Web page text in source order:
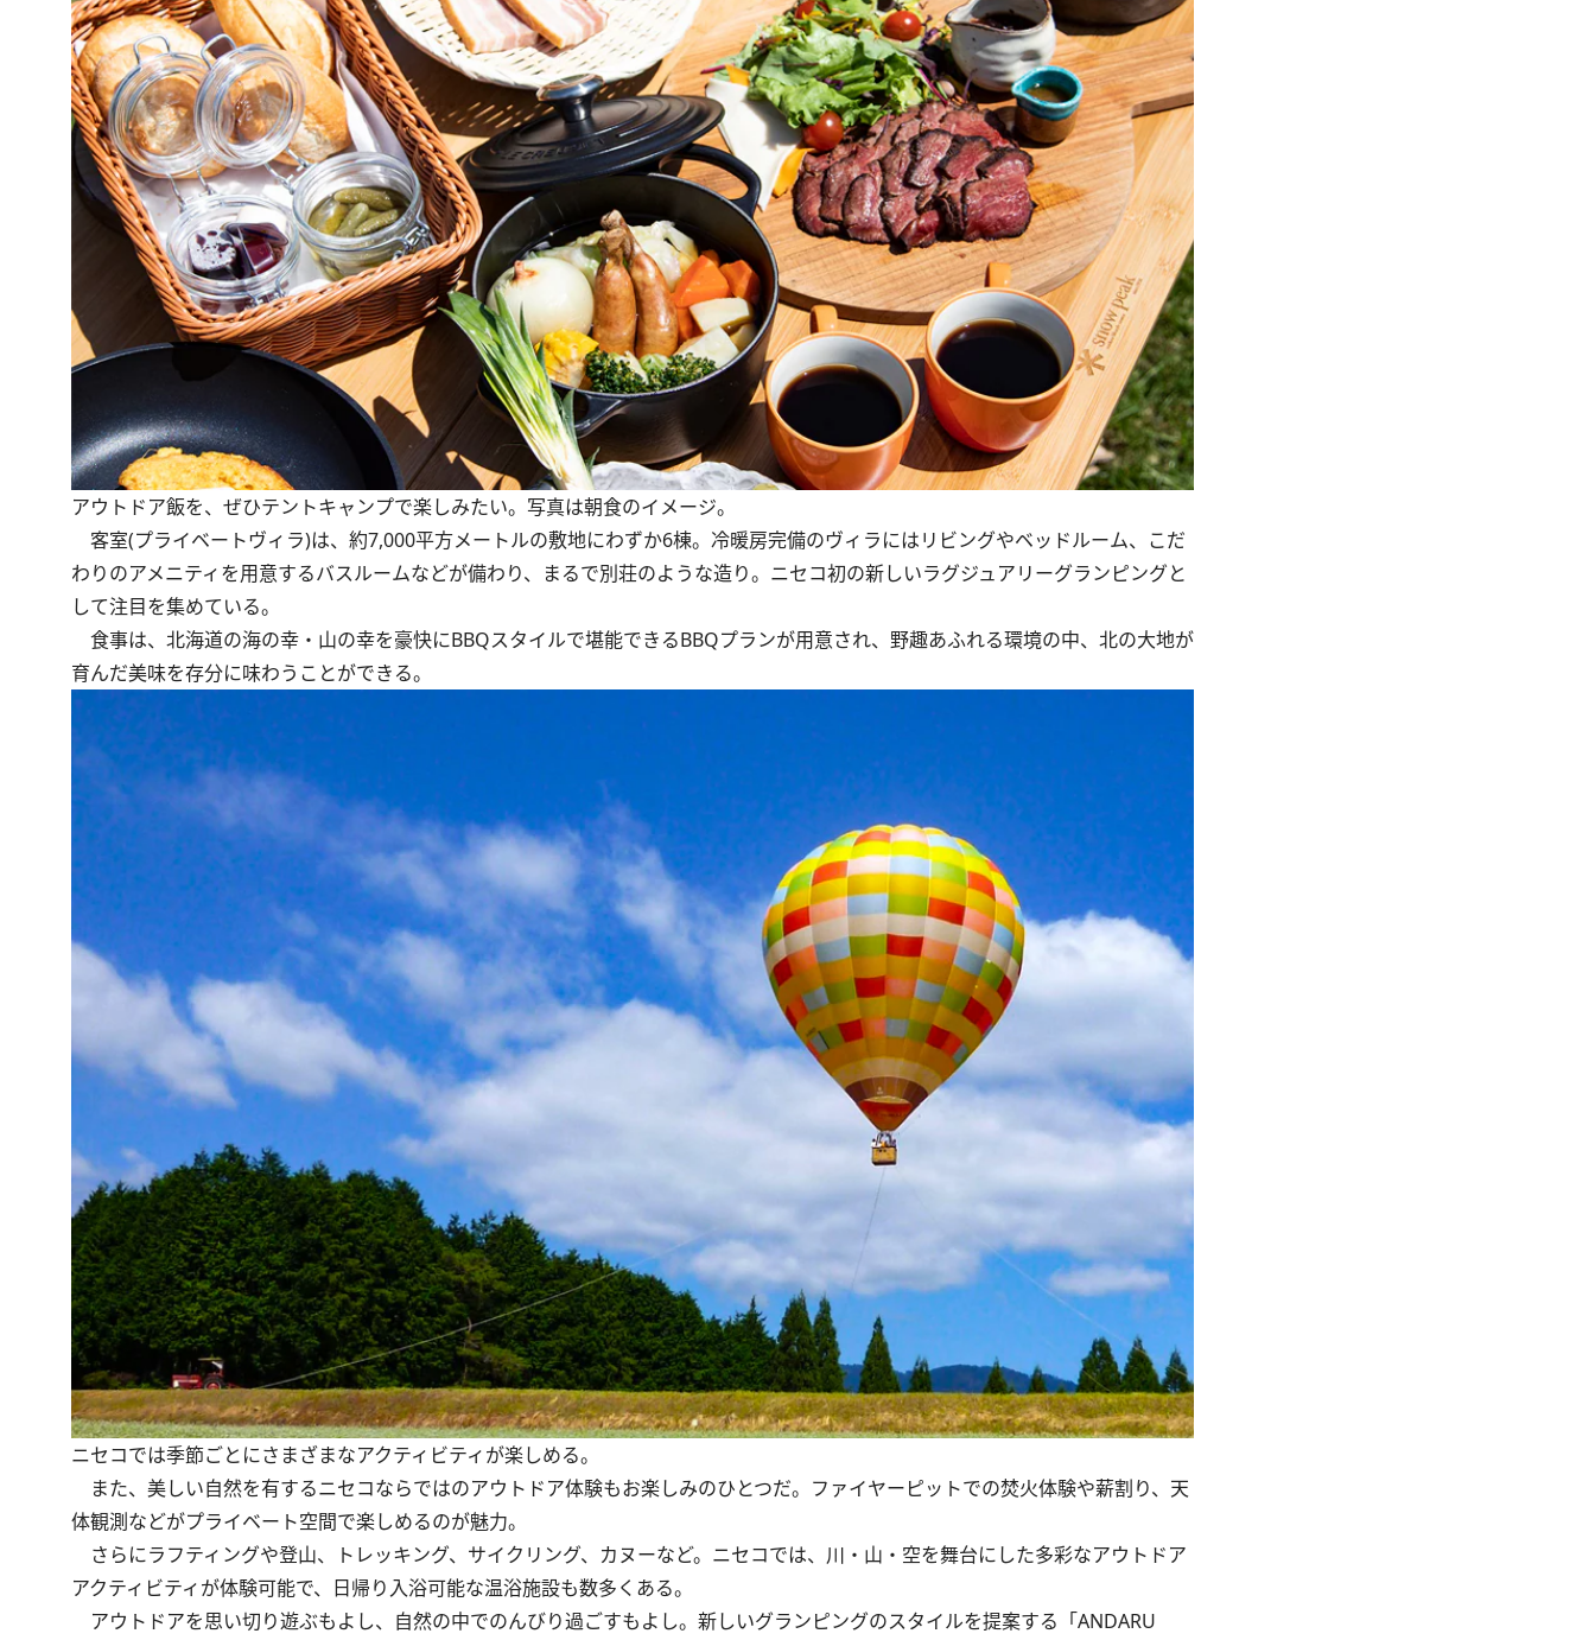
アウトドア飯を、ぜひテントキャンプで楽しみたい。写真は朝食のイメージ。
客室(プライベートヴィラ)は、約7,000平方メートルの敷地にわずか6棟。冷暖房完備のヴィラにはリビングやベッドルーム、こだ
わりのアメニティを用意するバスルームなどが備わり、まるで別荘のような造り。ニセコ初の新しいラグジュアリーグランピングと
して注目を集めている。
食事は、北海道の海の幸・山の幸を豪快にBBQスタイルで堪能できるBBQプランが用意され、野趣あふれる環境の中、北の大地が
育んだ美味を存分に味わうことができる。
ニセコでは季節ごとにさまざまなアクティビティが楽しめる。
また、美しい⾃然を有するニセコならではのアウトドア体験もお楽しみのひとつだ。ファイヤーピットでの焚火体験や薪割り、天
体観測などがプライベート空間で楽しめるのが魅力。
さらにラフティングや登山、トレッキング、サイクリング、カヌーなど。ニセコでは、川・山・空を舞台にした多彩なアウトドア
アクティビティが体験可能で、日帰り⼊浴可能な温浴施設も数多くある。
アウトドアを思い切り遊ぶもよし、自然の中でのんびり過ごすもよし。新しいグランピングのスタイルを提案する「ANDARU